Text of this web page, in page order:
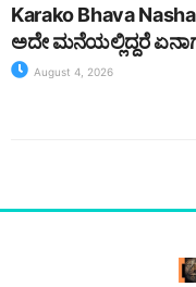
Karako Bhava
ಅದೇ ಮನೆಯಲ್ಲಿದ್ದರೆ
August 4, 2026